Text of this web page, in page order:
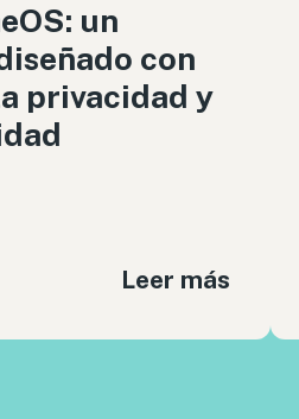
un
con
privacidad y
Leer más